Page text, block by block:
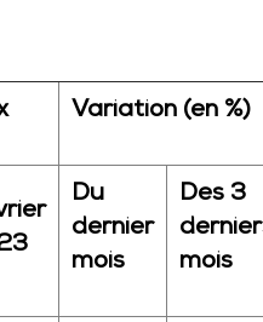
Variation (en %)
Du
dernier
mois
Des 3
mois